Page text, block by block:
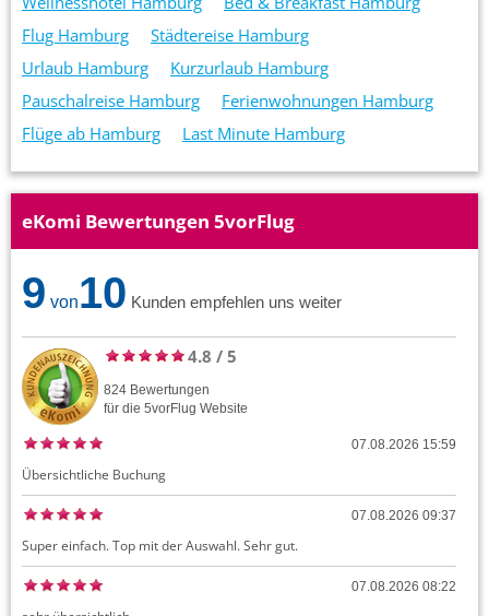
Flug Hamburg
Städtereise Hamburg
Urlaub Hamburg
Kurzurlaub Hamburg
Pauschalreise Hamburg
Ferienwohnungen Hamburg
Flüge ab Hamburg
Last Minute Hamburg
eKomi Bewertungen 5vorFlug
9 von10 Kunden empfehlen uns weiter
4.8 / 5
824 Bewertungen
für die 5vorFlug Website
07.08.2026 15:59
Übersichtliche Buchung
07.08.2026 09:37
Super einfach. Top mit der Auswahl. Sehr gut.
07.08.2026 08:22